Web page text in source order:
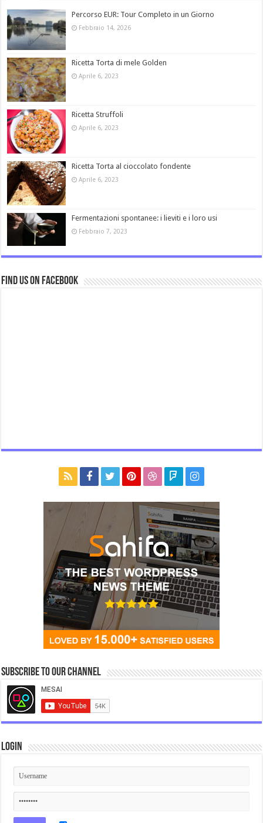
Percorso EUR: Tour Completo in un Giorno
Febbraio 14, 2026
Ricetta Torta di mele Golden
Aprile 6, 2023
Ricetta Struffoli
Aprile 6, 2023
Ricetta Torta al cioccolato fondente
Aprile 6, 2023
Fermentazioni spontanee: i lieviti e i loro usi
Febbraio 7, 2023
Find us on Facebook
Subscribe to our Channel
Login